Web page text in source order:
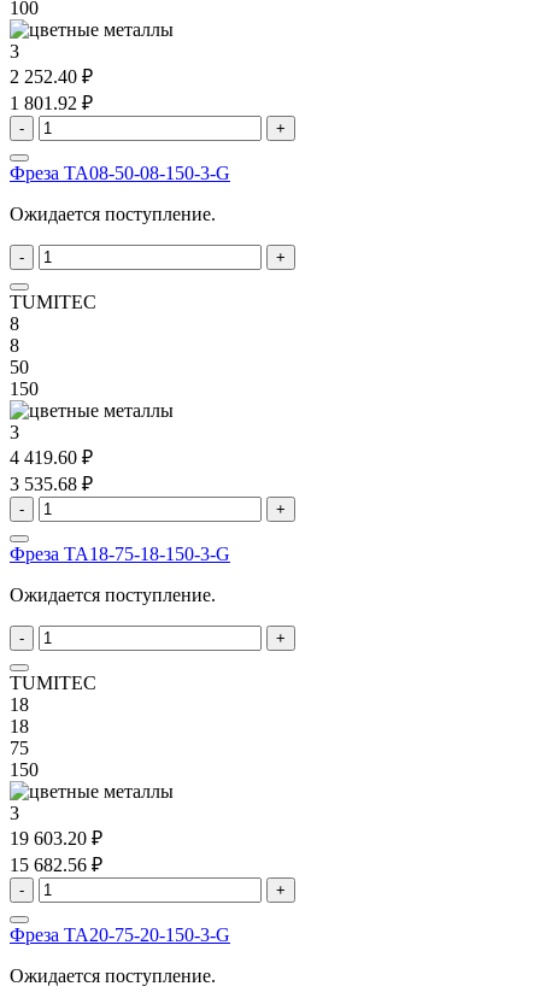
100
3
2 252.40 ₽
1 801.92 ₽
- +
Фреза TA08-50-08-150-3-G
Ожидается поступление.
- +
TUMITEC
8
8
50
150
3
4 419.60 ₽
3 535.68 ₽
- +
Фреза TA18-75-18-150-3-G
Ожидается поступление.
- +
TUMITEC
18
18
75
150
3
19 603.20 ₽
15 682.56 ₽
- +
Фреза TA20-75-20-150-3-G
Ожидается поступление.